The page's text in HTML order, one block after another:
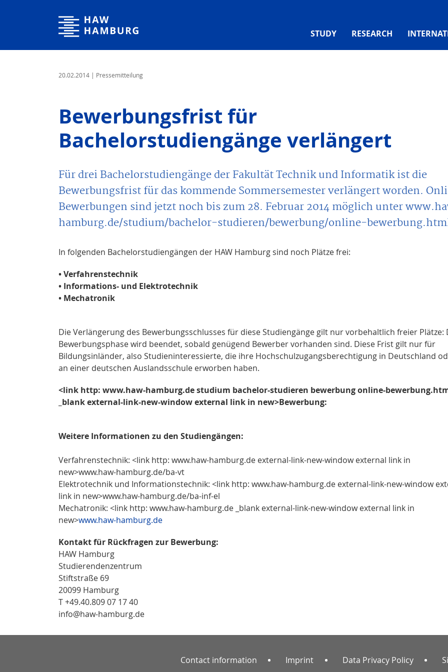
Hamburg University of Applied Sciences
STUDY RESEARCH
20.02.2014 | Pressemitteilung
Bewerbungsfrist für
Bachelorstudiengänge verlängert
Für drei Bachelorstudiengänge der Fakultät Technik und Informatik ist die
Bewerbungsfrist für das kommende Sommersemester verlängert worden.
Bewerbungen sind jetzt noch bis zum 28. Februar 2014 möglich unter
hamburg.de/studium/bachelor-studieren/bewerbung/online-
In folgenden Bachelorstudiengängen der HAW Hamburg sind noch Plätze frei:
• Verfahrenstechnik
• Informations- und Elektrotechnik
• Mechatronik
Die Verlängerung des Bewerbungsschlusses für diese Studiengänge gilt nur vorbehaltlich freier Plätze:
Bewerbungsphase wird beendet, sobald genügend Bewerber vorhanden sind. Diese Frist gilt nur für
Bildungsinländer, also Studieninteressierte, die ihre Hochschulzugangsberechtigung in Deutschland
an einer deutschen Auslandsschule erworben haben.
<link http: www.haw-hamburg.de studium bachelor-studieren bewerbung online-
_blank external-link-new-window external link in new>Bewerbung:
Weitere Informationen zu den Studiengängen:
Verfahrenstechnik: <link http: www.haw-hamburg.de external-link-new-window external link in
new>www.haw-hamburg.de/ba-vt
Elektrotechnik und Informationstechnik: <link http: www.haw-hamburg.de external-link-new-window
link in new>www.haw-hamburg.de/ba-inf-el
Mechatronik: <link http: www.haw-hamburg.de _blank external-link-new-window external link in
new>www.haw-hamburg.de
Kontakt für Rückfragen zur Bewerbung:
HAW Hamburg
Studierendenzentrum
Stiftstraße 69
20099 Hamburg
T +49.40.809 07 17 40
info@haw-hamburg.de
Contact information Imprint Data Privacy Policy